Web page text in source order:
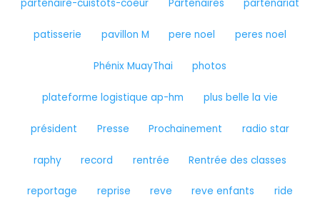
partenaire-cuistots-coeur Partenaires partenariat
patisserie pavillon M pere noel peres noel
Phénix MuayThai photos
plateforme logistique ap-hm plus belle la vie
président Presse Prochainement radio star
raphy record rentrée Rentrée des classes
reportage reprise reve reve enfants ride